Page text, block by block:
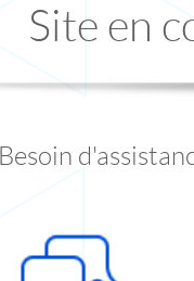
Site en
Besoin